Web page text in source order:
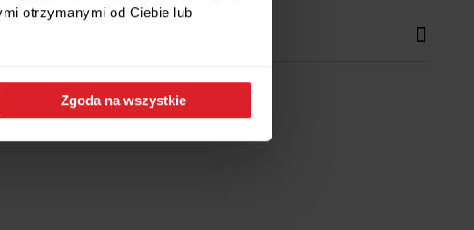
otrzymanymi od Ciebie lub
Zgoda na wszystkie